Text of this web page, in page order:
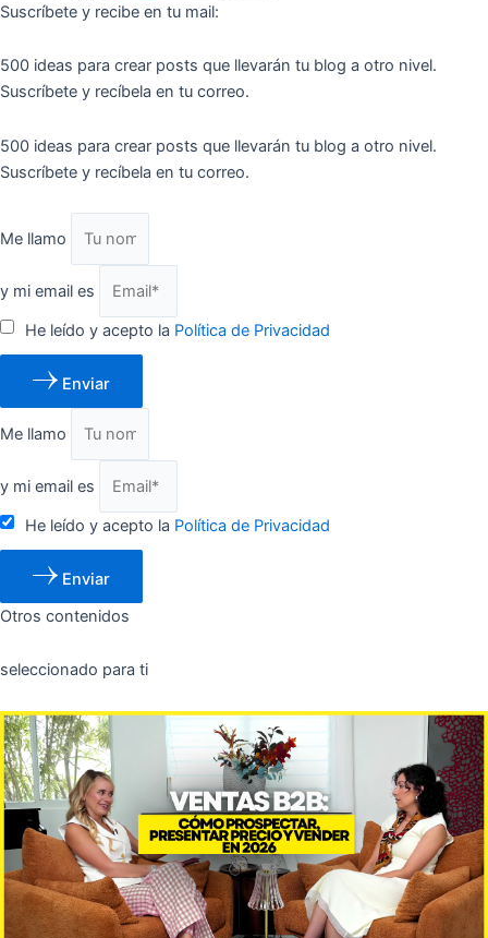
Suscríbete y recibe en tu mail:
500 ideas para crear posts que llevarán tu blog a otro nivel.
Suscríbete y recíbela en tu correo.
500 ideas para crear posts que llevarán tu blog a otro nivel.
Suscríbete y recíbela en tu correo.
Me llamo
y mi email es
He leído y acepto la Política de Privacidad
Enviar
Me llamo
y mi email es
He leído y acepto la Política de Privacidad
Enviar
Otros contenidos
seleccionado para ti